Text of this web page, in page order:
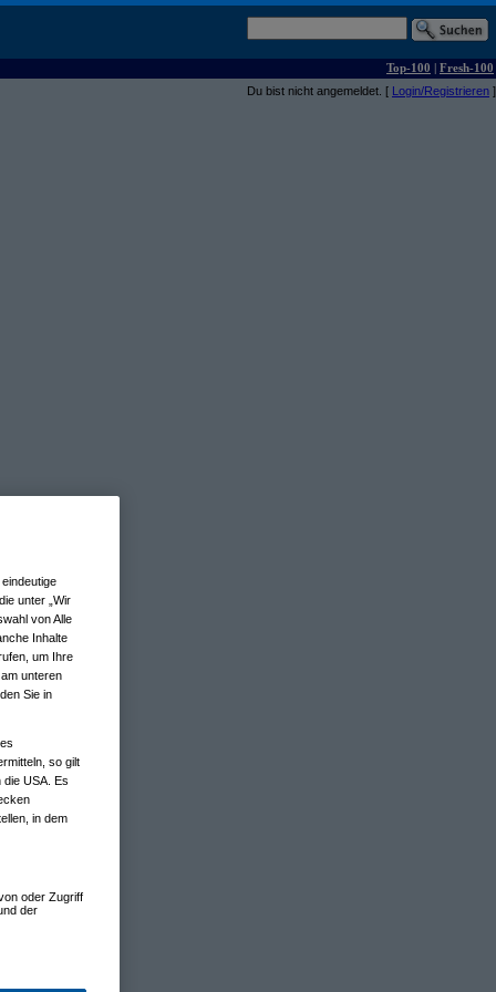
Top-100 | Fresh-100
Du bist nicht angemeldet. [ Login/Registrieren ]
unter „Wir
von Alle
Inhalte
um Ihre
unteren
Sie in
so gilt
die USA. Es
in dem
oder Zugriff
der